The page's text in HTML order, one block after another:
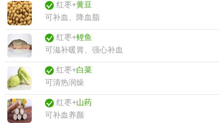
红枣+黄豆
可补血、降血脂
红枣+鲤鱼
可滋补暖胃、强心补血
红枣+白菜
可清热润燥
红枣+山药
可补血养颜